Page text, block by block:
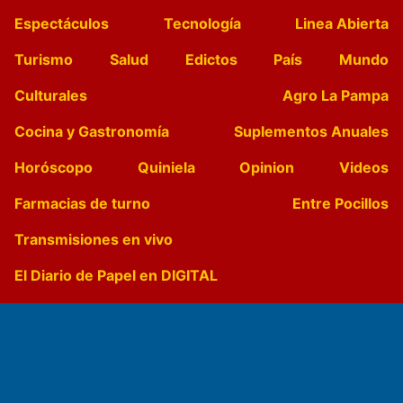
Espectáculos
Tecnología
Linea Abierta
Turismo
Salud Edictos País
Mundo
Culturales
Agro La Pampa
Cocina y Gastronomía
Suplementos Anuales
Horóscopo
Quiniela Opinion
Videos
Farmacias de turno
Entre Pocillos
Transmisiones en vivo
El Diario de Papel en DIGITAL